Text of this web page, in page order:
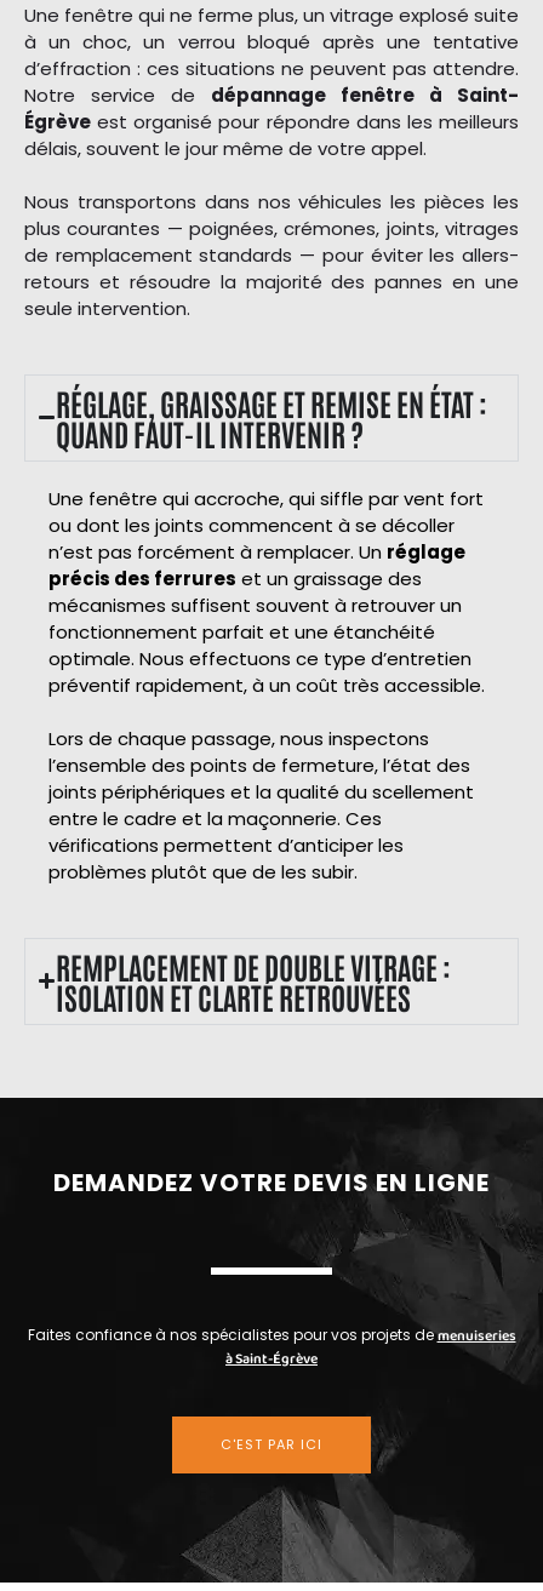
Une fenêtre qui ne ferme plus, un vitrage explosé suite
à un choc, un verrou bloqué après une tentative
d’effraction : ces situations ne peuvent pas attendre.
Notre service de dépannage fenêtre à Saint-
Égrève est organisé pour répondre dans les meilleurs
délais, souvent le jour même de votre appel.
Nous transportons dans nos véhicules les pièces les
plus courantes — poignées, crémones, joints, vitrages
de remplacement standards — pour éviter les allers-
retours et résoudre la majorité des pannes en une
seule intervention.
RÉGLAGE, GRAISSAGE ET REMISE EN ÉTAT :
QUAND FAUT-IL INTERVENIR ?
Une fenêtre qui accroche, qui siffle par vent fort
ou dont les joints commencent à se décoller
n’est pas forcément à remplacer. Un réglage
précis des ferrures et un graissage des
mécanismes suffisent souvent à retrouver un
fonctionnement parfait et une étanchéité
optimale. Nous effectuons ce type d’entretien
préventif rapidement, à un coût très accessible.
Lors de chaque passage, nous inspectons
l’ensemble des points de fermeture, l’état des
joints périphériques et la qualité du scellement
entre le cadre et la maçonnerie. Ces
vérifications permettent d’anticiper les
problèmes plutôt que de les subir.
REMPLACEMENT DE DOUBLE VITRAGE :
ISOLATION ET CLARTÉ RETROUVÉES
DEMANDEZ VOTRE DEVIS EN LIGNE
Faites confiance à nos spécialistes pour vos projets demenuiseries
à Saint-Égrève
C'EST PAR ICI